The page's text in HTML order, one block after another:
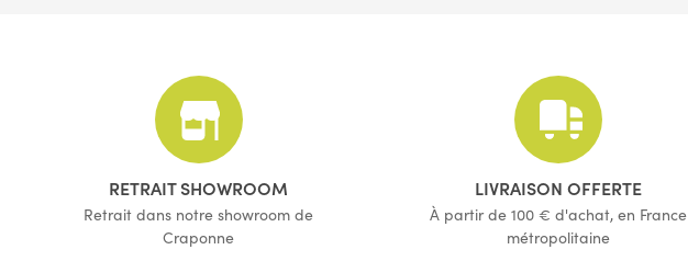
(4 avis)
(8 avis)
RETRAIT SHOWROOM
Retrait dans notre showroom de
Craponne
LIVRAISON OFFERTE
À partir de 100 € d'achat, en France
métropolitaine